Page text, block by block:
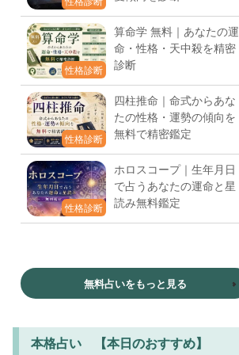
性格診断
算命学 無料｜あなたの運
命・性格・天中殺を精密
診断
性格診断
四柱推命｜命式からあな
たの性格・運勢の傾向を
無料で精密鑑定
性格診断
ホロスコープ｜生年月日
で占うあなたの運命と星
読み無料鑑定
無料占いをもっと見る
本格占い 【本日のおすすめ】